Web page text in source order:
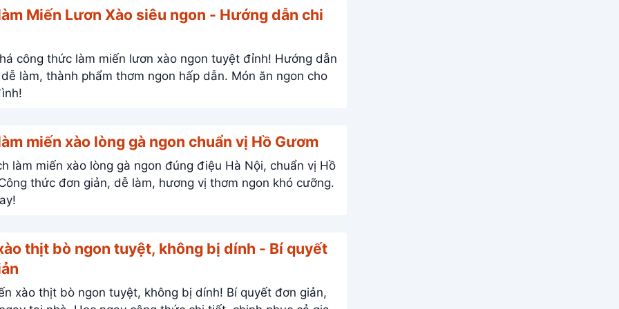
Miến Lươn Xào siêu ngon - Hướng dẫn chi
công thức làm miến lươn xào ngon tuyệt đỉnh! Hướng dẫn
thành phẩm thơm ngon hấp dẫn. Món ăn ngon cho
miến xào lòng gà ngon chuẩn vị Hồ Gươm
làm miến xào lòng gà ngon đúng điệu Hà Nội, chuẩn vị Hồ
thịt bò ngon tuyệt, không bị dính - Bí quyết
xào thịt bò ngon tuyệt, không bị dính! Bí quyết đơn giản,